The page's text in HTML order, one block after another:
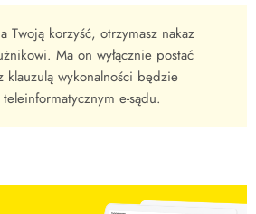
Twoją korzyść, otrzymasz nakaz
Ma on wyłącznie postać
klauzulą wykonalności będzie
e-sądu.